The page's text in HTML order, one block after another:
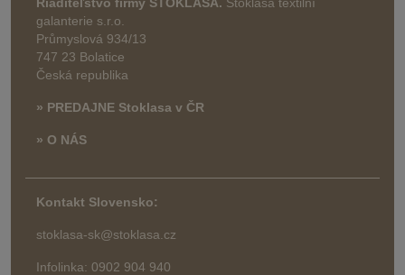
galanterie s.r.o.
Průmyslová 934/13
747 23 Bolatice
Česká republika
» PREDAJNE Stoklasa v ČR
» O NÁS
Kontakt Slovensko:
stoklasa-sk@stoklasa.cz
Infolinka: 0902 904 940